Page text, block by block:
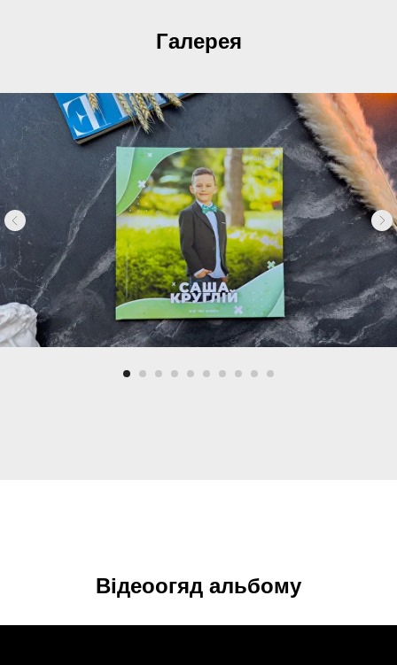
Галерея
Відеоогяд альбому